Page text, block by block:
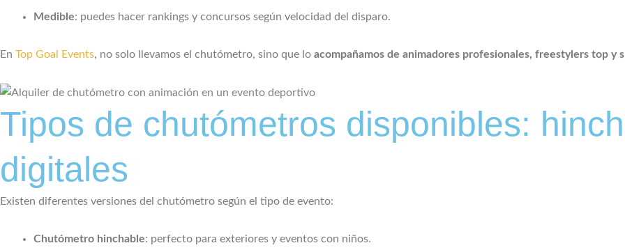
Medible: puedes hacer rankings y concursos según velocidad del disparo.
En Top Goal Events, no solo llevamos el chutómetro, sino que lo acompañamos de animadores profesionales, freestylers top y
Tipos de chutómetros disponibles:
digitales
Existen diferentes versiones del chutómetro según el tipo de evento:
Chutómetro hinchable: perfecto para exteriores y eventos con niños.